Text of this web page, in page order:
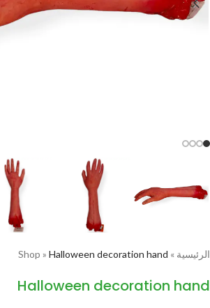
الرئيسية »
Shop » Halloween decoration hand
Halloween decoration hand